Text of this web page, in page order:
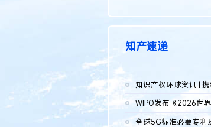
知产速递